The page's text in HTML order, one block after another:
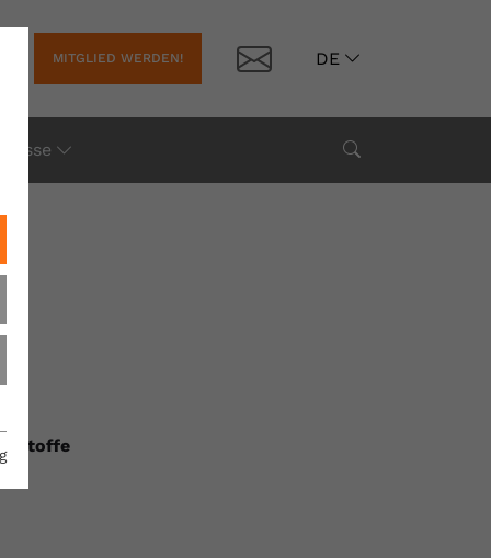
MITGLIED WERDEN! Kontakt
DE